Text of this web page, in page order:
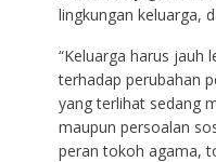
lingkungan keluarga,
“Keluarga harus jauh
terhadap perubahan
yang terlihat sedang
maupun persoalan
peran tokoh agama,